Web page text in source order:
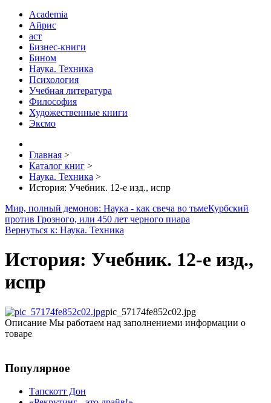
Academia
Айрис
аст
Бизнес-книги
Бином
Наука. Техника
Психология
Учебная литература
Философия
Художественные книги
Эксмо
Главная >
Каталог книг >
Наука. Техника >
История: Учебник. 12-е изд., испр
Мир, полный демонов: Наука - как свеча во тьмеКурбский
против Грозного, или 450 лет черного пиара
Вернуться к: Наука. Техника
История: Учебник. 12-е изд.,
испр
pic_57174fe852c02.jpg
Описание Мы работаем над заполнениеми информации о
товаре
Популярное
Тапскотт Дон